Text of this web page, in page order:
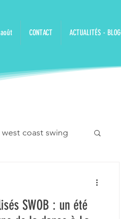
CONTACT ACTUALITÉS - BLOG
coast swing
SWOB : un été